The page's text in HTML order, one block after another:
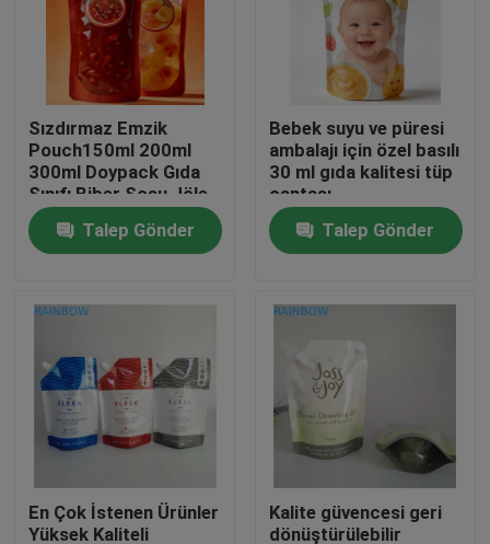
Bizim Hakkımızda
Bizimle İletişim
Haberler
Davalar
Plastik Ambalaj paketleri
emzik torba ambalaj
Sızdırmaz Emzik
Pouch150ml 200ml
300ml Doypack Gıda
Sınıfı Biber Sosu Jöle
Suyu Bebek Maması
Çantası Stand Up
Emzik Kese
Talep Gönder
Bebek suyu ve püresi
ambalajı için özel basılı
30 ml gıda kalitesi tüp
çantası
Talep Gönder
En Çok İstenen Ürünler
Yüksek Kaliteli
Kalite güvencesi geri
dönüştürülebilir